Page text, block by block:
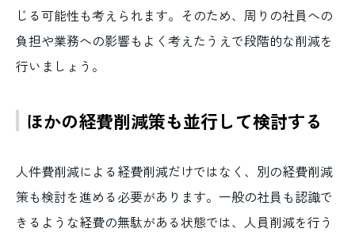
じる可能性も考えられます。そのため、周りの社員への
負担や業務への影響もよく考えたうえで段階的な削減を
行いましょう。
ほかの経費削減策も並行して検討する
人件費削減による経費削減だけではなく、別の経費削減
策も検討を進める必要があります。一般の社員も認識で
きるような経費の無駄がある状態では、人員削減を行う